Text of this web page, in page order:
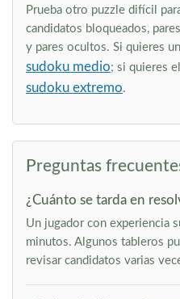
Prueba otro puzzle difícil
candidatos bloqueados,
y pares ocultos. Si quieres
sudoku medio; si quieres
sudoku extremo.
Preguntas
¿Cuánto se tarda en
Un jugador con experiencia
minutos. Algunos tableros
revisar candidatos varias